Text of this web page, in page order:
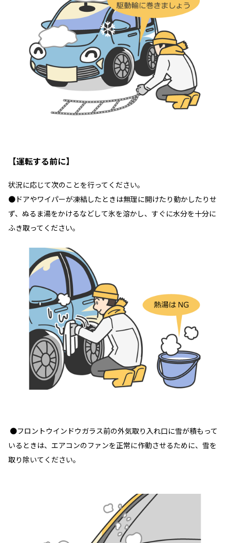
【運転する前に】
状況に応じて次のことを行ってください。
●ドアやワイパーが凍結したときは無理に開けたり動かしたりせ
ず、ぬるま湯をかけるなどして氷を溶かし、すぐに水分を十分に
ふき取ってください。
●フロントウインドウガラス前の外気取り入れ口に雪が積もって
いるときは、エアコンのファンを正常に作動させるために、雪を
取り除いてください。